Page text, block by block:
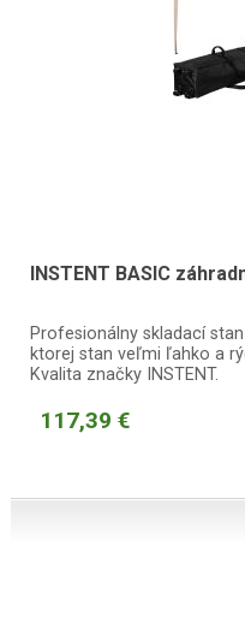
INSTENT BASIC
Profesionálny skladací
ktorej stan veľmi ľahko a
Kvalita značky INSTENT.
117,39 €